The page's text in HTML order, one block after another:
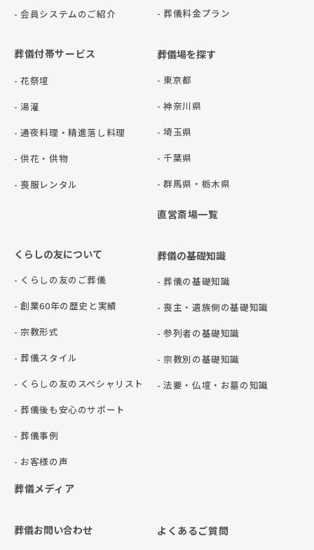
- 会員システムのご紹介
- 葬儀料金プラン
葬儀付帯サービス
- 花祭壇
- 湯灌
- 通夜料理・精進落し料理
- 供花・供物
- 喪服レンタル
葬儀場を探す
- 東京都
- 神奈川県
- 埼玉県
- 千葉県
- 群⾺県・栃⽊県
直営斎場一覧
くらしの友について
- くらしの友のご葬儀
- 創業60年の歴史と実績
- 宗教形式
- 葬儀スタイル
- くらしの友のスペシャリスト
- 葬儀後も安心のサポート
- 葬儀事例
- お客様の声
葬儀メディア
葬儀の基礎知識
- 葬儀の基礎知識
- 喪主・遺族側の基礎知識
- 参列者の基礎知識
- 宗教別の基礎知識
- 法要・仏壇・お墓の知識
葬儀お問い合わせ よくあるご質問